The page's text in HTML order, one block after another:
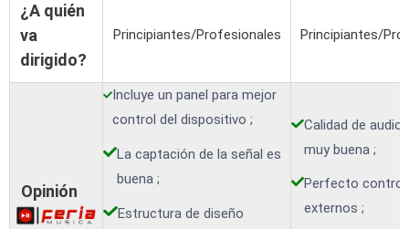
¿A quién
va
dirigido?
Principiantes/Profesionales Principiantes/
Opinión
Incluye un panel para mejor
control del dispositivo ;
La captación de la señal es
buena ;
Estructura de diseño
Calidad de audio
muy buena ;
Perfecto control
externos ;